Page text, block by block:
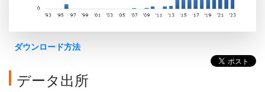
ダウンロード方法
データ出所